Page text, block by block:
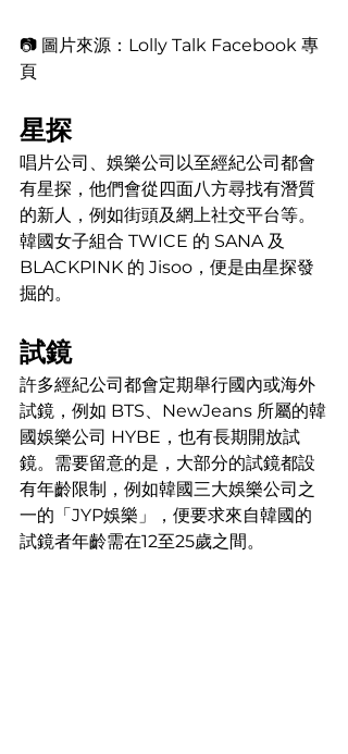
📷 圖片來源：Lolly Talk Facebook 專
頁
星探
唱片公司、娛樂公司以至經紀公司都會
有星探，他們會從四面八方尋找有潛質
的新人，例如街頭及網上社交平台等。
韓國女子組合 TWICE 的 SANA 及
BLACKPINK 的 Jisoo，便是由星探發
掘的。
試鏡
許多經紀公司都會定期舉行國內或海外
試鏡，例如 BTS、NewJeans 所屬的韓
國娛樂公司 HYBE，也有長期開放試
鏡。需要留意的是，大部分的試鏡都設
有年齡限制，例如韓國三大娛樂公司之
一的「JYP娛樂」，便要求來自韓國的
試鏡者年齡需在12至25歲之間。